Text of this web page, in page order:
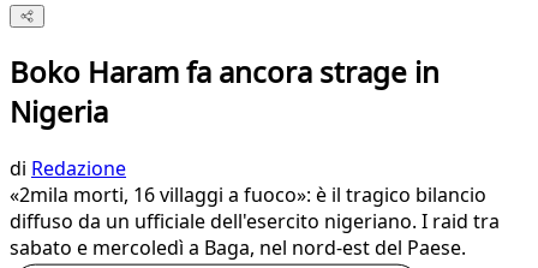
Boko Haram fa ancora strage in
Nigeria
di Redazione
«2mila morti, 16 villaggi a fuoco»: è il tragico bilancio
diffuso da un ufficiale dell'esercito nigeriano. I raid tra
sabato e mercoledì a Baga, nel nord-est del Paese.